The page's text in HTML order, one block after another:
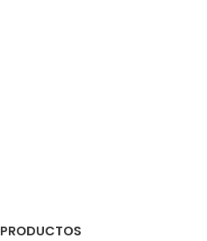
PRODUCTOS